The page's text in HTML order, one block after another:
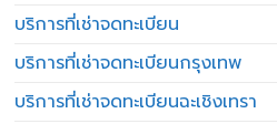
บริการที่เช่าจดทะเบียน
บริการที่เช่าจดทะเบียนกรุงเทพ
บริการที่เช่าจดทะเบียนฉะเชิงเทรา